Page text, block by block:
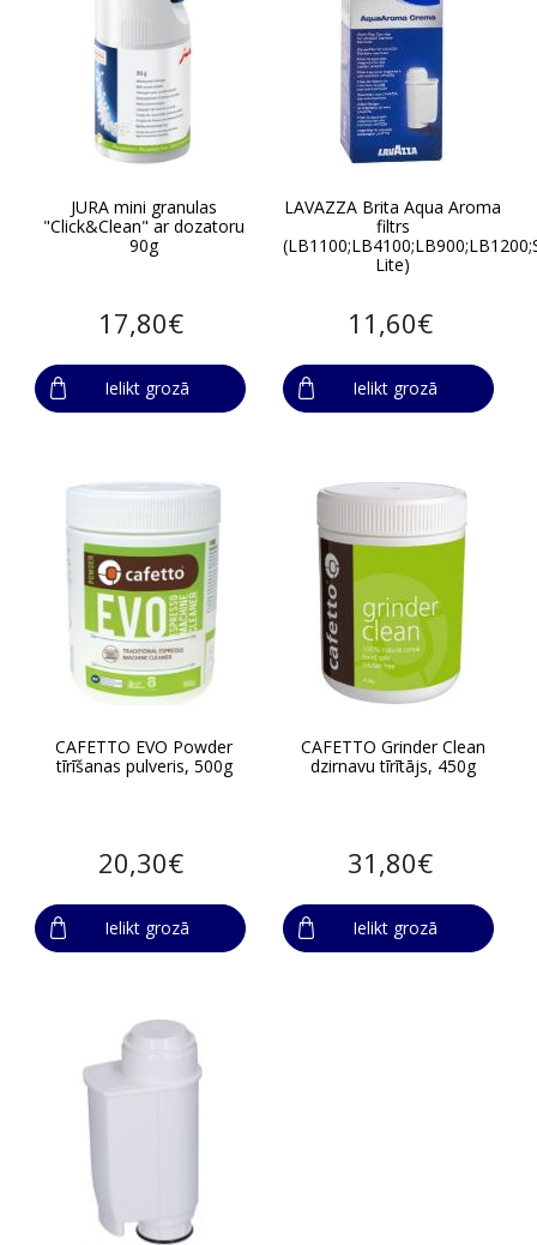
JURA mini granulas
"Click&Clean" ar dozatoru
90g
17,80€
Ielikt grozā
LAVAZZA Brita Aqua Aroma
filtrs
Lite)
11,60€
Ielikt grozā
CAFETTO EVO Powder
tīrīšanas pulveris, 500g
20,30€
Ielikt grozā
CAFETTO Grinder Clean
dzirnavu tīrītājs, 450g
31,80€
Ielikt grozā